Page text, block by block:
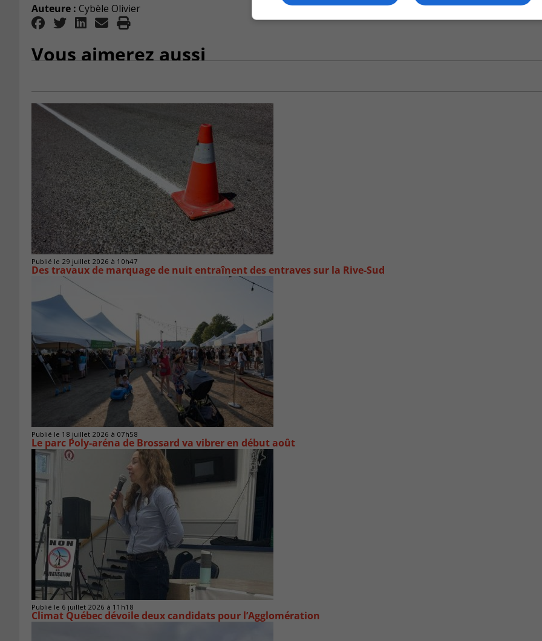
Auteure : Cybèle Olivier
Vous aimerez aussi
Publié le 29 juillet 2026 à 10h47
Des travaux de marquage de nuit entraînent des entraves sur la Rive-Sud
Publié le 18 juillet 2026 à 07h58
Le parc Poly-aréna de Brossard va vibrer en début août
Publié le 6 juillet 2026 à 11h18
Climat Québec dévoile deux candidats pour l’Agglomération